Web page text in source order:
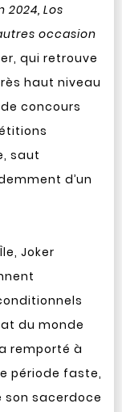
2024, Los
occasion
qui retrouve
haut niveau
concours
saut
d’un
Joker
du monde
remporté à
période faste,
son sacerdoce